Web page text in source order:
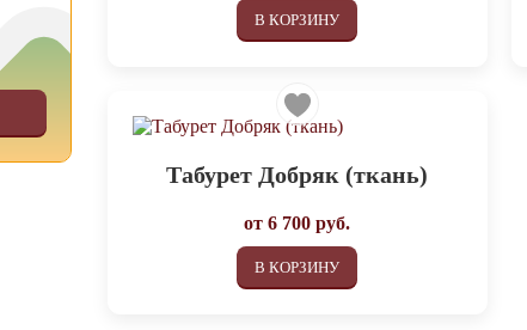
В КОРЗИНУ
Табурет Добряк (ткань)
от6 700 руб.
В КОРЗИНУ